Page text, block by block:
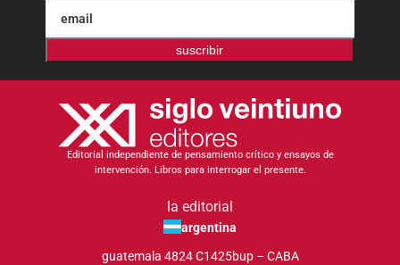
suscribir
Editorial independiente de pensamiento crítico y ensayos de
intervención. Libros para interrogar el presente.
la editorial
argentina
guatemala 4824 C1425bup – CABA